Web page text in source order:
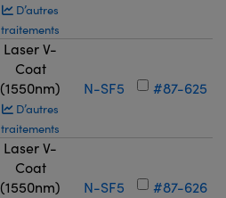
D’autres
traitements
Laser V-
Coat
(1550nm)
D’autres
traitements
N-SF5 #87-625
Laser V-
Coat
(1550nm)
N-SF5 #87-626